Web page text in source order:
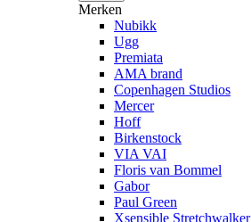
Merken
Nubikk
Ugg
Premiata
AMA brand
Copenhagen Studios
Mercer
Hoff
Birkenstock
VIA VAI
Floris van Bommel
Gabor
Paul Green
Xsensible Stretchwalker